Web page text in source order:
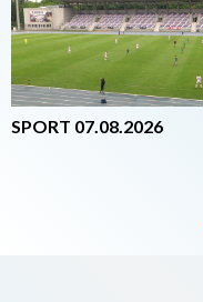
SPORT 07.08.2026